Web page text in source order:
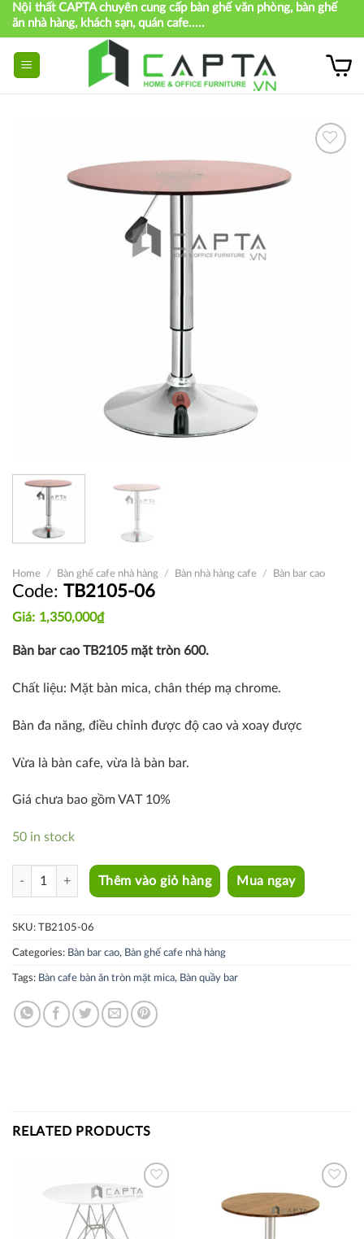
Skip
content
Nội thất CAPTA chuyên cung cấp bàn ghế văn phòng, bàn ghế
ăn nhà hàng, khách sạn, quán cafe.....
Home / Bàn ghế cafe nhà hàng / Bàn nhà hàng cafe / Bàn bar cao
TB2105-06
1,350,000₫
Bàn bar cao TB2105 mặt tròn 600.
Chất liệu: Mặt bàn mica, chân thép mạ chrome.
Bàn đa năng, điều chỉnh được độ cao và xoay được
Vừa là bàn cafe, vừa là bàn bar.
Giá chưa bao gồm VAT 10%
50 in stock
TB2105-06 quantity
Thêm vào giỏ hàng Mua ngay
SKU: TB2105-06
Categories: Bàn bar cao, Bàn ghế cafe nhà hàng
Tags: Bàn cafe bàn ăn tròn mặt mica, Bàn quầy bar
RELATED PRODUCTS